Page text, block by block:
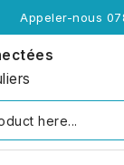
Appeler-nous